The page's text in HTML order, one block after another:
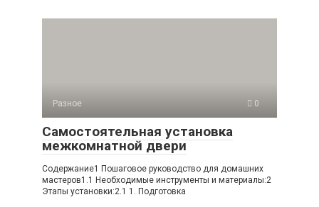
Разное 0
Самостоятельная установка
межкомнатной двери
Содержание1 Пошаговое руководство для домашних
мастеров1.1 Необходимые инструменты и материалы:2
Этапы установки:2.1 1. Подготовка